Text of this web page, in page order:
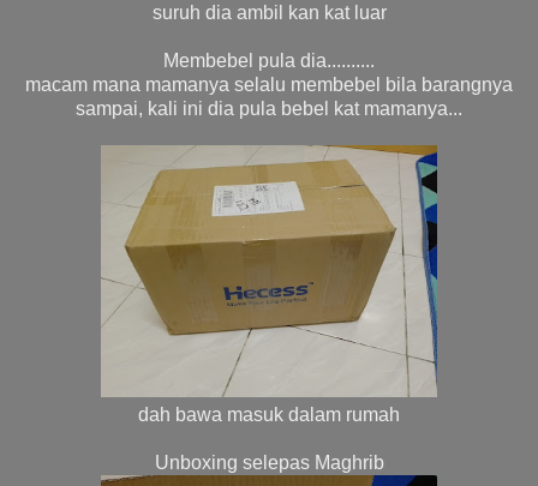
suruh dia ambil kan kat luar
Membebel pula dia..........
macam mana mamanya selalu membebel bila barangnya
sampai, kali ini dia pula bebel kat mamanya...
dah bawa masuk dalam rumah
Unboxing selepas Maghrib